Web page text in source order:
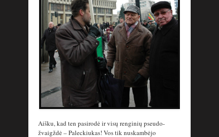
Aišku, kad ten pasirodė ir visų renginių pseudo-
žvaigždė – Paleckiukas! Vos tik nuskambėjo